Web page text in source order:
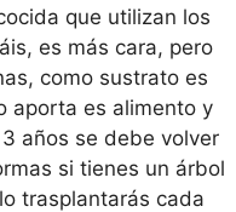
que utilizan los
es más cara, pero
como sustrato es
aporta es alimento y
años se debe volver
si tienes un árbol
trasplantarás cada